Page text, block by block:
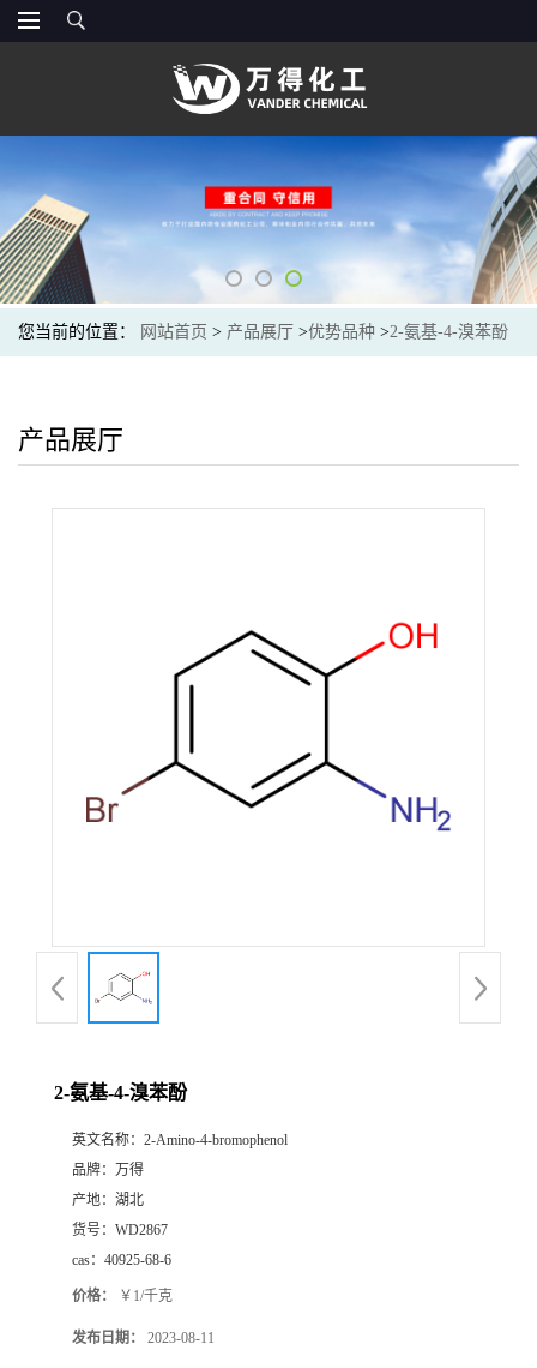
您当前的位置： 网站首页 > 产品展厅 >优势品种 >2-氨基-4-溴苯酚
产品展厅
2-氨基-4-溴苯酚
英文名称： 2-Amino-4-bromophenol
品牌： 万得
产地： 湖北
货号： WD2867
cas： 40925-68-6
价格： ￥1/千克
发布日期： 2023-08-11